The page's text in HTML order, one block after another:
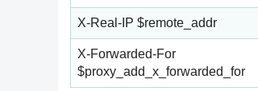
X-Real-IP $remote_addr
X-Forwarded-For
$proxy_add_x_forwarded_for